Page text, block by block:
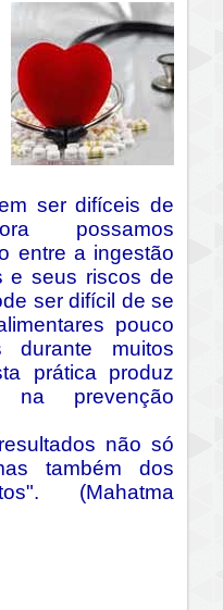
ser difíceis de
possamos
entre a ingestão
e seus riscos de
ser difícil de se
pouco
durante muitos
prática produz
na prevenção
não só
também dos
(Mahatma